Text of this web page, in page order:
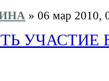
» 06 мар 2010,
УЧАСТИЕ